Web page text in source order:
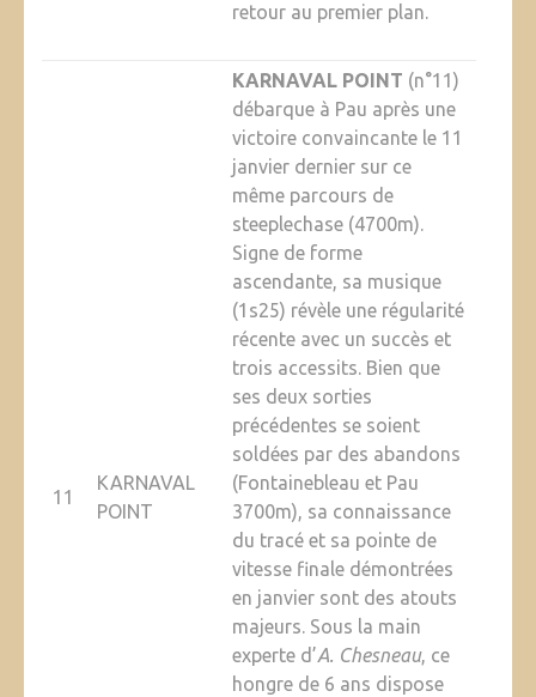
retour au premier plan.
11
KARNAVAL
POINT
KARNAVAL POINT (n°11)
débarque à Pau après une
victoire convaincante le 11
janvier dernier sur ce
même parcours de
steeplechase (4700m).
Signe de forme
ascendante, sa musique
(1s25) révèle une régularité
récente avec un succès et
trois accessits. Bien que
ses deux sorties
précédentes se soient
soldées par des abandons
(Fontainebleau et Pau
3700m), sa connaissance
du tracé et sa pointe de
vitesse finale démontrées
en janvier sont des atouts
majeurs. Sous la main
experte d’A. Chesneau, ce
hongre de 6 ans dispose